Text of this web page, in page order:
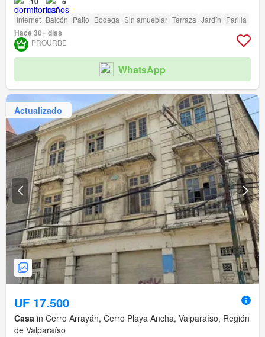
Internet Balcón Patio Bodega Sin amueblar Terraza Jardín Parilla
Hace 30+ días
PROURBE
WhatsApp
Actualizado
UF 17.500
Casa in Cerro Arrayán, Cerro Playa Ancha, Valparaíso, Región
de Valparaíso